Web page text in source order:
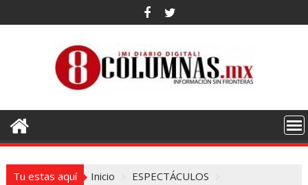
al
Tu estas aquí Inicio
ESPECTÁCULOS